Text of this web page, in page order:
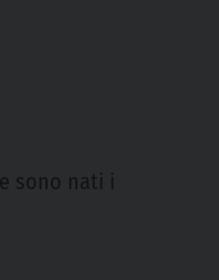
sono nati i